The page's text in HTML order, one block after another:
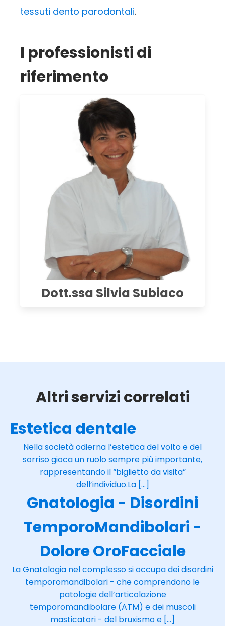
tessuti dento parodontali.
I professionisti di
riferimento
Dott.ssa Silvia Subiaco
Altri servizi correlati
Estetica dentale
Nella società odierna l’estetica del volto e del
sorriso gioca un ruolo sempre più importante,
rappresentando il “biglietto da visita”
dell’individuo.La […]
Gnatologia - Disordini
TemporoMandibolari -
Dolore OroFacciale
La Gnatologia nel complesso si occupa dei disordini
temporomandibolari - che comprendono le
patologie dell’articolazione
temporomandibolare (ATM) e dei muscoli
masticatori - del bruxismo e […]